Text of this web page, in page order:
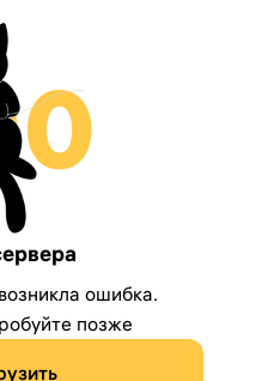
ошибка.
позже